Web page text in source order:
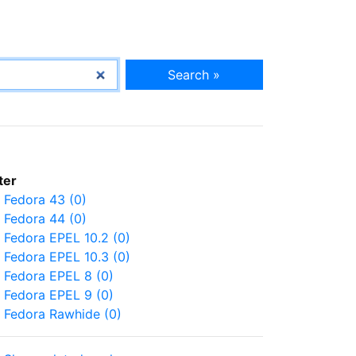
Search »
Fedora 43 (0)
Fedora 44 (0)
Fedora EPEL 10.2 (0)
Fedora EPEL 10.3 (0)
Fedora EPEL 8 (0)
Fedora EPEL 9 (0)
Fedora Rawhide (0)